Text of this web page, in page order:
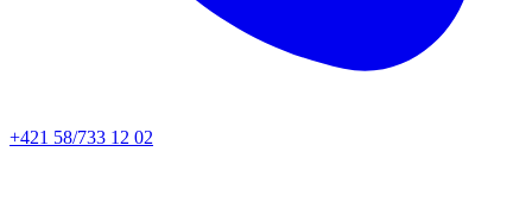
+421 58/733 12 02